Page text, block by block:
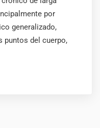
por
generalizado,
puntos del cuerpo,